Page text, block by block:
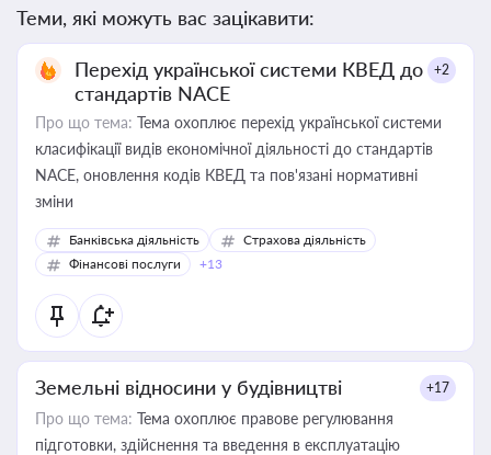
Теми, які можуть вас зацікавити:
Перехід української системи КВЕД до
стандартів NACE
+2
Про що тема: Тема охоплює перехід української системи
класифікації видів економічної діяльності до стандартів
NACE, оновлення кодів КВЕД та пов'язані нормативні
зміни
Банківська діяльність
Страхова діяльність
Фінансові послуги
+13
Земельні відносини у будівництві +17
Про що тема: Тема охоплює правове регулювання
підготовки, здійснення та введення в експлуатацію